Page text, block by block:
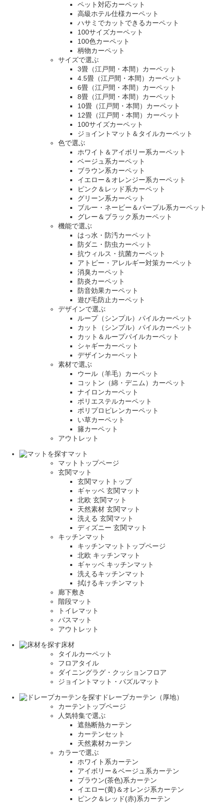
ペット対応カーペット
高級ホテル仕様カーペット
ハサミでカットできるカーペット
100サイズカーペット
100色カーペット
柄物カーペット
サイズで選ぶ
3畳（江戸間・本間）カーペット
4.5畳（江戸間・本間）カーペット
6畳（江戸間・本間）カーペット
8畳（江戸間・本間）カーペット
10畳（江戸間・本間）カーペット
12畳（江戸間・本間）カーペット
100サイズカーペット
ジョイントマット＆タイルカーペット
色で選ぶ
ホワイト＆アイボリー系カーペット
ベージュ系カーペット
ブラウン系カーペット
イエロー＆オレンジー系カーペット
ピンク＆レッド系カーペット
グリーン系カーペット
ブルー・ネービー＆パープル系カーペット
グレー＆ブラック系カーペット
機能で選ぶ
はっ水・防汚カーペット
防ダニ・防虫カーペット
抗ウィルス・抗菌カーペット
アトピー・アレルギー対策カーペット
消臭カーペット
防炎カーペット
防音効果カーペット
遊び毛防止カーペット
デザインで選ぶ
ループ（シンプル）パイルカーペット
カット（シンプル）パイルカーペット
カット＆ループパイルカーペット
シャギーカーペット
デザインカーペット
素材で選ぶ
ウール（羊毛）カーペット
コットン（綿・デニム）カーペット
ナイロンカーペット
ポリエステルカーペット
ポリプロピレンカーペット
い草カーペット
籐カーペット
アウトレット
マット
マットトップページ
玄関マット
玄関マットトップ
ギャッベ 玄関マット
北欧 玄関マット
天然素材 玄関マット
洗える 玄関マット
ディズニー 玄関マット
キッチンマット
キッチンマットトップページ
北欧 キッチンマット
ギャッベ キッチンマット
洗えるキッチンマット
拭けるキッチンマット
廊下敷き
階段マット
トイレマット
バスマット
アウトレット
床材
タイルカーペット
フロアタイル
ダイニングラグ・クッションフロア
ジョイントマット・パズルマット
ドレープカーテン（厚地）
カーテントップページ
人気特集で選ぶ
遮熱断熱カーテン
カーテンセット
天然素材カーテン
カラーで選ぶ
ホワイト系カーテン
アイボリー＆ベージュ系カーテン
ブラウン(茶色)系カーテン
イエロー(黄)＆オレンジ系カーテン
ピンク＆レッド(赤)系カーテン